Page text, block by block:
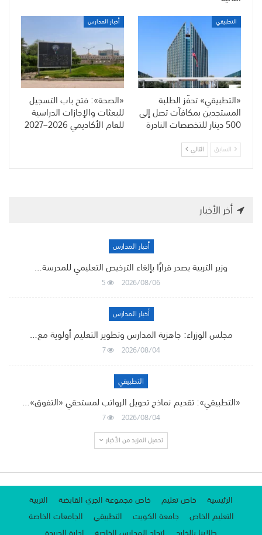
التطبيقي
«التطبيقي» تحفّز الطلبة
المستجدين بمكافآت تصل إلى
500 دينار للتخصصات النادرة
أخبار المدارس
«الصحة»: فتح باب التسجيل
للبعثات والإجازات الدراسية
للعام الأكاديمي 2026–2027
السابق التالي
أخر الأخبار
أخبار المدارس
وزير التربية يصدر قرارًا بإلغاء الترخيص التعليمي للمدرسة…
2026/08/06
5
أخبار المدارس
مجلس الوزراء: جاهزية المدارس وتطوير التعليم أولوية مع…
2026/08/04
7
التطبيقي
«التطبيقي»: تقديم نماذج تحويل الرواتب لمستحقي «التفوق»…
2026/08/04
7
تحميل المزيد من الأخبار
الرئيسية خاص تعليم خاص مجموعة الجري القابضة
التربية
التعليم الخاص
جامعة الكويت التطبيقي
الجامعات الخاصة